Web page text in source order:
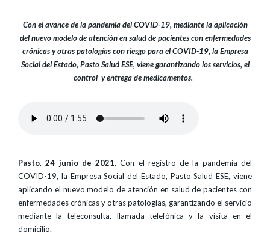
Con el avance de la pandemia del COVID-19, mediante la aplicación
del nuevo modelo de atención en salud de pacientes con enfermedades
crónicas y otras patologías con riesgo para el COVID-19, la Empresa
Social del Estado, Pasto Salud ESE, viene garantizando los servicios, el
control y entrega de medicamentos.
Pasto, 24 junio de 2021. Con el registro de la pandemia del
COVID-19, la Empresa Social del Estado, Pasto Salud ESE, viene
aplicando el nuevo modelo de atención en salud de pacientes con
enfermedades crónicas y otras patologías, garantizando el servicio
mediante la teleconsulta, llamada telefónica y la visita en el
domicilio.